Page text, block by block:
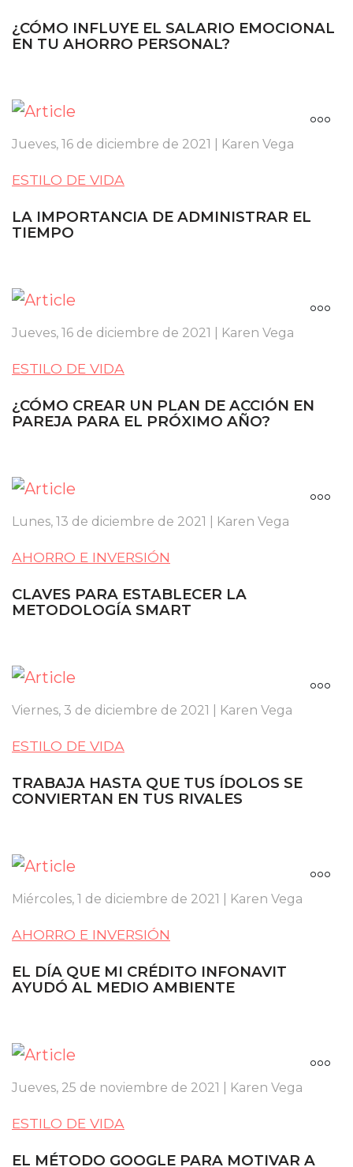
¿CÓMO INFLUYE EL SALARIO EMOCIONAL
EN TU AHORRO PERSONAL?
Jueves, 16 de diciembre de 2021 | Karen Vega
ESTILO DE VIDA
LA IMPORTANCIA DE ADMINISTRAR EL
TIEMPO
Jueves, 16 de diciembre de 2021 | Karen Vega
ESTILO DE VIDA
¿CÓMO CREAR UN PLAN DE ACCIÓN EN
PAREJA PARA EL PRÓXIMO AÑO?
Lunes, 13 de diciembre de 2021 | Karen Vega
AHORRO E INVERSIÓN
CLAVES PARA ESTABLECER LA
METODOLOGÍA SMART
Viernes, 3 de diciembre de 2021 | Karen Vega
ESTILO DE VIDA
TRABAJA HASTA QUE TUS ÍDOLOS SE
CONVIERTAN EN TUS RIVALES
Miércoles, 1 de diciembre de 2021 | Karen Vega
AHORRO E INVERSIÓN
EL DÍA QUE MI CRÉDITO INFONAVIT
AYUDÓ AL MEDIO AMBIENTE
Jueves, 25 de noviembre de 2021 | Karen Vega
ESTILO DE VIDA
EL MÉTODO GOOGLE PARA MOTIVAR A